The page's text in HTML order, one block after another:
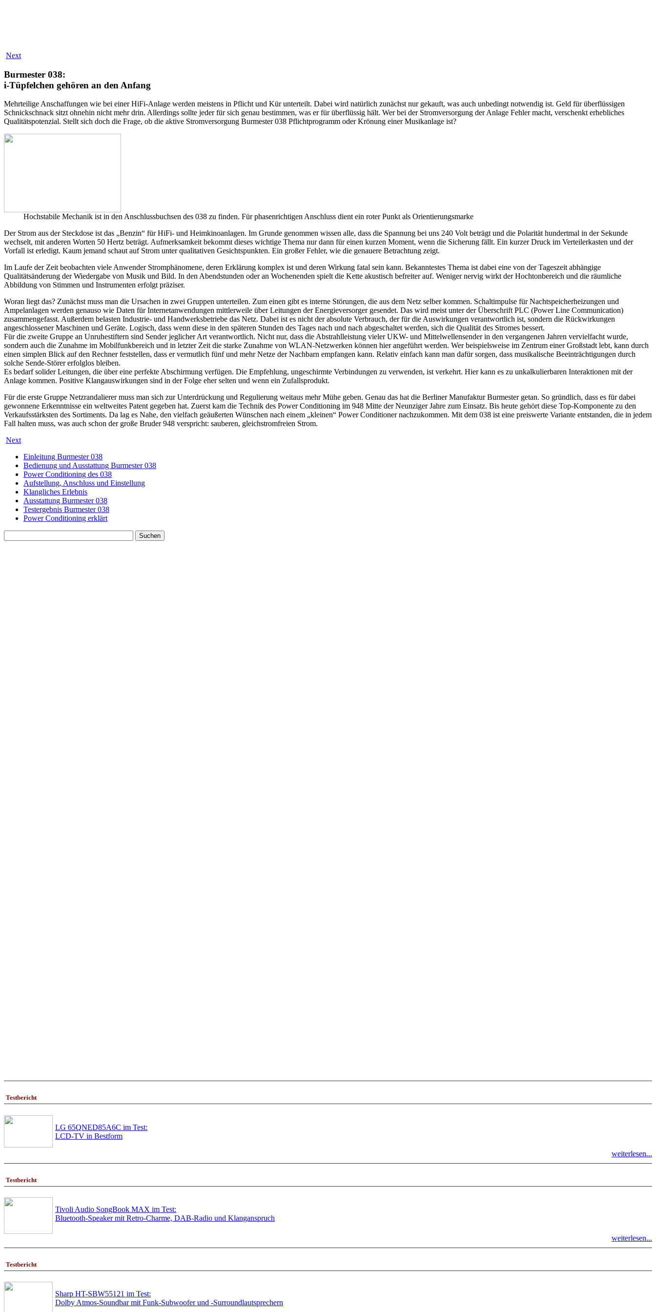
Next
Burmester 038:
i-Tüpfelchen gehören an den Anfang
Mehrteilige Anschaffungen wie bei einer HiFi-Anlage werden meistens in Pflicht und Kür unterteilt. Dabei wird natürlich zunächst nur gekauft, was auch unbedingt notwendig ist. Geld für überflüssigen
Schnickschnack sitzt ohnehin nicht mehr drin. Allerdings sollte jeder für sich genau bestimmen, was er für überflüssig hält. Wer bei der Stromversorgung der Anlage Fehler macht, verschenkt erhebliches
Qualitätspotenzial. Stellt sich doch die Frage, ob die aktive Stromversorgung Burmester 038 Pflichtprogramm oder Krönung einer Musikanlage ist?
Hochstabile Mechanik ist in den Anschlussbuchsen des 038 zu finden. Für phasenrichtigen Anschluss dient ein roter Punkt als Orientierungsmarke
Der Strom aus der Steckdose ist das „Benzin“ für HiFi- und Heimkinoanlagen. Im Grunde genommen wissen alle, dass die Spannung bei uns 240 Volt beträgt und die Polarität hundertmal in der Sekunde
wechselt, mit anderen Worten 50 Hertz beträgt. Aufmerksamkeit bekommt dieses wichtige Thema nur dann für einen kurzen Moment, wenn die Sicherung fällt. Ein kurzer Druck im Verteilerkasten und der
Vorfall ist erledigt. Kaum jemand schaut auf Strom unter qualitativen Gesichtspunkten. Ein großer Fehler, wie die genauere Betrachtung zeigt.
Im Laufe der Zeit beobachten viele Anwender Stromphänomene, deren Erklärung komplex ist und deren Wirkung fatal sein kann. Bekanntestes Thema ist dabei eine von der Tageszeit abhängige
Qualitätsänderung der Wiedergabe von Musik und Bild. In den Abendstunden oder an Wochenenden spielt die Kette akustisch befreiter auf. Weniger nervig wirkt der Hochtonbereich und die räumliche
Abbildung von Stimmen und Instrumenten erfolgt präziser.
Woran liegt das? Zunächst muss man die Ursachen in zwei Gruppen unterteilen. Zum einen gibt es interne Störungen, die aus dem Netz selber kommen. Schaltimpulse für Nachtspeicherheizungen und
Ampelanlagen werden genauso wie Daten für Internetanwendungen mittlerweile über Leitungen der Energieversorger gesendet. Das wird meist unter der Überschrift PLC (Power Line Communication)
zusammengefasst. Außerdem belasten Industrie- und Handwerksbetriebe das Netz. Dabei ist es nicht der absolute Verbrauch, der für die Auswirkungen verantwortlich ist, sondern die Rückwirkungen
angeschlossener Maschinen und Geräte. Logisch, dass wenn diese in den späteren Stunden des Tages nach und nach abgeschaltet werden, sich die Qualität des Stromes bessert.
Für die zweite Gruppe an Unruhestiftern sind Sender jeglicher Art verantwortlich. Nicht nur, dass die Abstrahlleistung vieler UKW- und Mittelwellensender in den vergangenen Jahren vervielfacht wurde,
sondern auch die Zunahme im Mobilfunkbereich und in letzter Zeit die starke Zunahme von WLAN-Netzwerken können hier angeführt werden. Wer beispielsweise im Zentrum einer Großstadt lebt, kann durch
einen simplen Blick auf den Rechner feststellen, dass er vermutlich fünf und mehr Netze der Nachbarn empfangen kann. Relativ einfach kann man dafür sorgen, dass musikalische Beeinträchtigungen durch
solche Sende-Störer erfolglos bleiben.
Es bedarf solider Leitungen, die über eine perfekte Abschirmung verfügen. Die Empfehlung, ungeschirmte Verbindungen zu verwenden, ist verkehrt. Hier kann es zu unkalkulierbaren Interaktionen mit der
Anlage kommen. Positive Klangauswirkungen sind in der Folge eher selten und wenn ein Zufallsprodukt.
Für die erste Gruppe Netzrandalierer muss man sich zur Unterdrückung und Regulierung weitaus mehr Mühe geben. Genau das hat die Berliner Manufaktur Burmester getan. So gründlich, dass es für dabei
gewonnene Erkenntnisse ein weltweites Patent gegeben hat. Zuerst kam die Technik des Power Conditioning im 948 Mitte der Neunziger Jahre zum Einsatz. Bis heute gehört diese Top-Komponente zu den
Verkaufsstärksten des Sortiments. Da lag es Nahe, den vielfach geäußerten Wünschen nach einem „kleinen“ Power Conditioner nachzukommen. Mit dem 038 ist eine preiswerte Variante entstanden, die in jedem
Fall halten muss, was auch schon der große Bruder 948 verspricht: sauberen, gleichstromfreien Strom.
Next
Einleitung Burmester 038
Bedienung und Ausstattung Burmester 038
Power Conditioning des 038
Aufstellung, Anschluss und Einstellung
Klangliches Erlebnis
Ausstattung Burmester 038
Testergebnis Burmester 038
Power Conditioning erklärt
Testbericht
LG 65QNED85A6C im Test:
LCD-TV in Bestform
weiterlesen...
Testbericht
Tivoli Audio SongBook MAX im Test:
Bluetooth-Speaker mit Retro-Charme, DAB-Radio und Klanganspruch
weiterlesen...
Testbericht
Sharp HT-SBW55121 im Test:
Dolby Atmos-Soundbar mit Funk-Subwoofer und -Surroundlautsprechern